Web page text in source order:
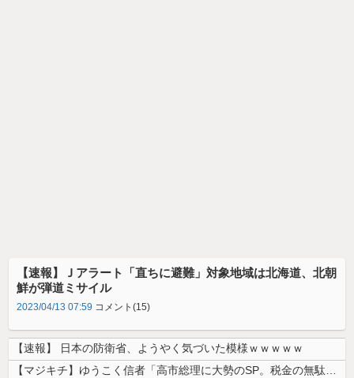
【速報】Ｊアラート「直ちに避難」対象地域は北海道、北朝
鮮が弾道ミサイル
2023/04/13 07:59 コメント(15)
【速報】 日本の防衛省、ようやく気づいた模様ｗｗｗｗｗ
【マジキチ】ゆうこく信者「高市総理に大勢のSP。税金の無駄遣いです」→...